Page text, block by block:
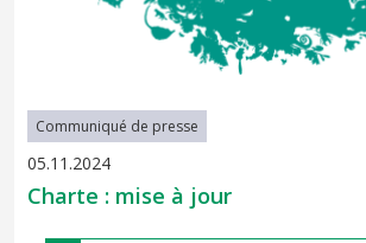
Communiqué de presse
05.11.2024
Charte : mise à jour